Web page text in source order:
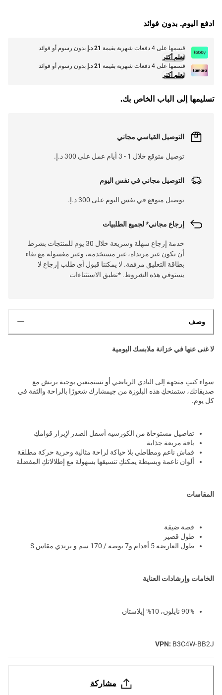
ادفع اليوم. بدون فوائد
قسمها على 4 دفعات شهرية بقيمة 21 د.إ
بدون رسوم أو فوائد
تعلم أكثر
قسمها على 4 دفعات شهرية بقيمة
21 د.إ
بدون رسوم أو فوائد
تعلم أكثر
تسليمها إلى الباب الخاص بك.
التوصيل القياسي مجاني
توصيل متوقع خلال 1 - 3 أيام عمل على 300 د.إ.
التوصيل مجاني في نفس اليوم
توصيل متوقع في نفس اليوم على 300 د.إ.
إرجاع مجاني* لجميع الطلبيات
خدمة إرجاع سهلة وسريعة خلال 30 يوم للمنتجات بشرط
أن تكون غير مرتداة، غير مستخدمة، وغير مغسولة مع بقاء
بطاقة التعليق مرفقة. لا يمكننا قبول أي طلب إرجاع لا
يستوفي هذه الشروط. *تطبق الاستثناءات
وصف
لا غنى عنها في خزانة ملابسك اليومية
سواء كنتِ متجهة إلى النادي الرياضي أو تستمتعين بوجبة برنش مع
صديقاتك، ستمنحكِ هذه البلوزة من جيمشارك شعورًا بالراحة والثقة في
كل يوم.
تفاصيل مستوحاة من الكورسيه أسفل الصدر لإبراز قوامكِ
ياقة مربعة جذابة
قماش ناعم ومطاطي بلا حياكة لراحة مثالية وحرية حركة مطلقة
ألوان ناعمة وبسيطة يمكنكِ تنسيقها بسهولة مع إطلالاتكِ المفضلة
المقاسات
قصة ضيقة
طول قصير
طول العارضة 5 أقدام و7 بوصة / 170 سم و يرتدي مقاس S
الخامات وإرشادات العناية
90% نايلون، 10% إيلاستان
VPN: B3C4W-BB2J
مشاركة